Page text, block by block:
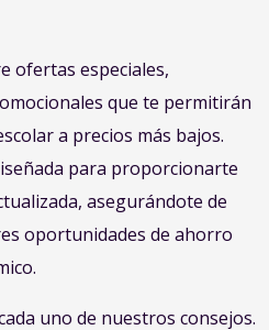
ofertas especiales,
que te permitirán
a precios más bajos.
para proporcionarte
asegurándote de
oportunidades de ahorro
uno de nuestros consejos.